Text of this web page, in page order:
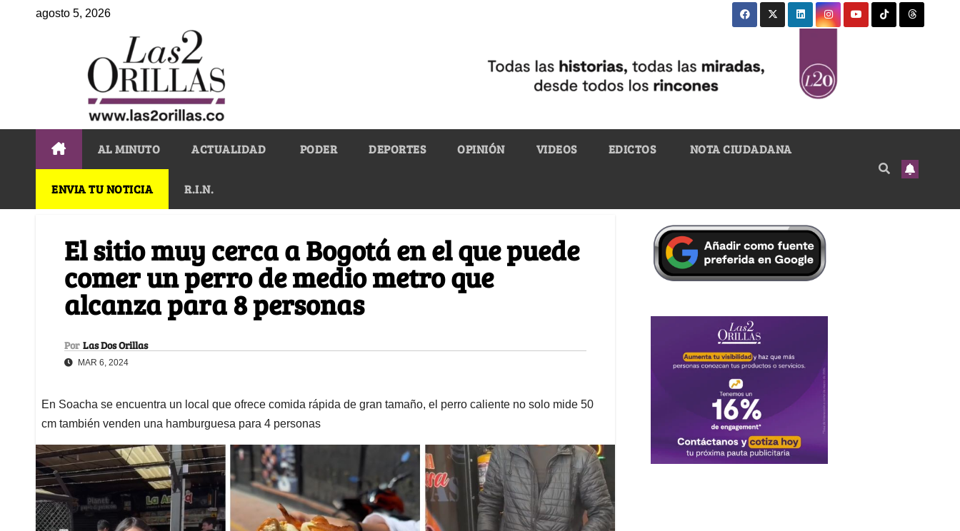
agosto 5, 2026
AL MINUTO ACTUALIDAD PODER DEPORTES OPINIÓN VIDEOS EDICTOS NOTA CIUDADANA
ENVIA TU NOTICIA R.I.N.
El sitio muy cerca a Bogotá en el que puede
comer un perro de medio metro que
alcanza para 8 personas
Por Las Dos Orillas
MAR 6, 2024
En Soacha se encuentra un local que ofrece comida rápida de gran tamaño, el perro caliente no solo mide 50
cm también venden una hamburguesa para 4 personas